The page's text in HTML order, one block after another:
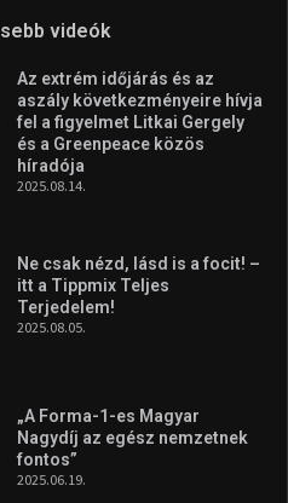
videók
Az extrém időjárás és az
aszály következményeire hívja
fel a figyelmet Litkai Gergely
és a Greenpeace közös
híradója
2025.08.14.
Ne csak nézd, lásd is a focit! –
itt a Tippmix Teljes
Terjedelem!
2025.08.05.
„A Forma-1-es Magyar
Nagydíj az egész nemzetnek
fontos”
2025.06.19.